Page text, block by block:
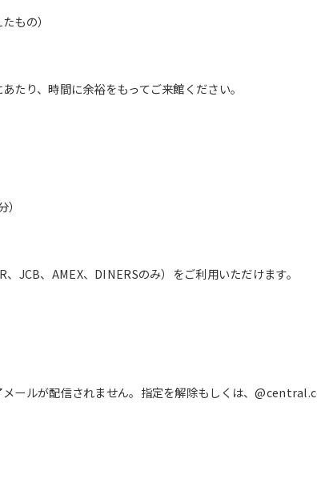
もの）
たり、時間に余裕をもってご来館ください。
JCB、AMEX、DINERSのみ）をご利用いただけます。
ールが配信されません。指定を解除もしくは、
The translation may differ from the